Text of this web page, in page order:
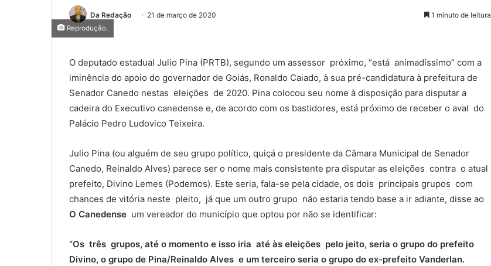
Da Redação 21 de março de 2020 1 minuto de leitura
Reprodução.
O deputado estadual Julio Pina (PRTB), segundo um assessor próximo, “está animadíssimo” com a
iminência do apoio do governador de Goiás, Ronaldo Caiado, à sua pré-candidatura à prefeitura de
Senador Canedo nestas eleições de 2020. Pina colocou seu nome à disposição para disputar a
cadeira do Executivo canedense e, de acordo com os bastidores, está próximo de receber o aval do
Palácio Pedro Ludovico Teixeira.
Julio Pina (ou alguém de seu grupo político, quiçá o presidente da Câmara Municipal de Senador
Canedo, Reinaldo Alves) parece ser o nome mais consistente pra disputar as eleições contra o atual
prefeito, Divino Lemes (Podemos). Este seria, fala-se pela cidade, os dois principais grupos com
chances de vitória neste pleito, já que um outro grupo não estaria tendo base a ir adiante, disse ao
O Canedense um vereador do município que optou por não se identificar:
“Os três grupos, até o momento e isso iria até às eleições pelo jeito, seria o grupo do prefeito
Divino, o grupo de Pina/Reinaldo Alves e um terceiro seria o grupo do ex-prefeito Vanderlan.